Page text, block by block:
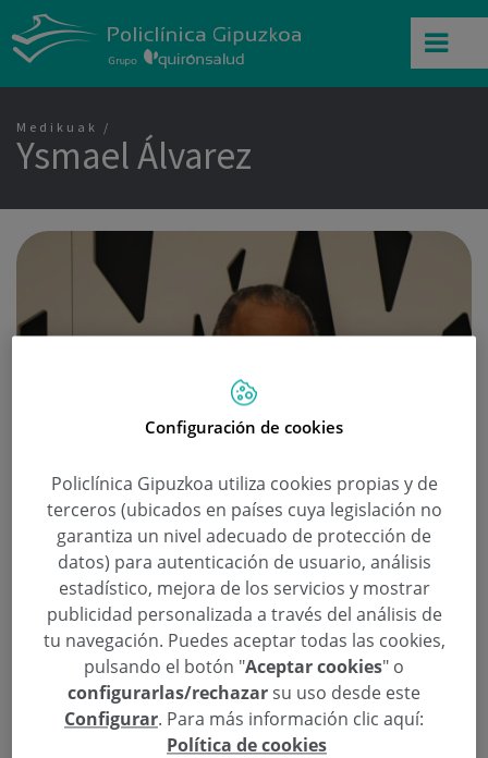
Medikuak
Ysmael Álvarez
Configuración de cookies
Policlínica Gipuzkoa utiliza cookies propias y de
terceros (ubicados en países cuya legislación no
garantiza un nivel adecuado de protección de
datos) para autenticación de usuario, análisis
estadístico, mejora de los servicios y mostrar
publicidad personalizada a través del análisis de
tu navegación. Puedes aceptar todas las cookies,
pulsando el botón "Aceptar cookies" o
configurarlas/rechazarsu uso desde este
Configurar. Para más información clic aquí:
Política de cookies